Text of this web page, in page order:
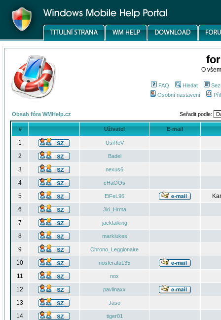
O
FAQ Hledat
Osobní nastavení
Obsah fóra WMHelp.cz Seřadit podle:
# Uživatel E-mail
1 UsiReV
2 Badel
3 nexus6
4 cHaOOs
5 EiFeL96
6
Jiri_Hrma
7 jacktalking
8 marklukes
9 Chrono_Leggionaire
10 nosferatu135
11 nox
12 pavlinaxx
13 Jaso
14 tiger01